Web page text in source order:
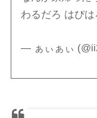
わるだろ はぴは
— ぁぃぁぃ